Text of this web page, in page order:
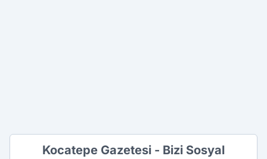
Kocatepe Gazetesi - Bizi Sosyal